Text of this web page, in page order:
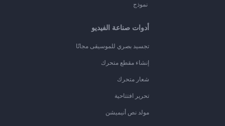
نموذج
أدوات صناعة الفيديو
تجسيد بصري للموسيقى مجانًا
إنشاء مقطع متحرك
شعار متحرك
تحرير افتتاحية
مولد نص أنيميشن